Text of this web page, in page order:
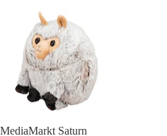
MediaMarkt Saturn